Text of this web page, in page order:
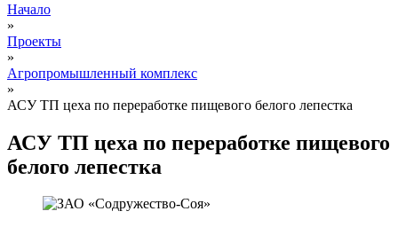
Начало
»
Проекты
»
Агропромышленный комплекс
»
АСУ ТП цеха по переработке пищевого белого лепестка
АСУ ТП цеха по переработке пищевого
белого лепестка